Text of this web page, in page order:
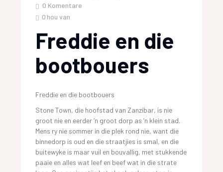
0 Komentare
0 hou van
Freddie en die
bootbouers
Freddie en die bootbouers
Stone Town, die hoofstad van Zanzibar, is nie
groot nie en eerder ‘n groot dorp as ‘n klein stad.
Mens ry nie sommer in die plek rond nie, want die
binnedorp is oud en die straatjies is smal, en die
buitewyke is maar vuil en bouvallig, met stukkende
paaie en alles wat leef en beef wat in die strate